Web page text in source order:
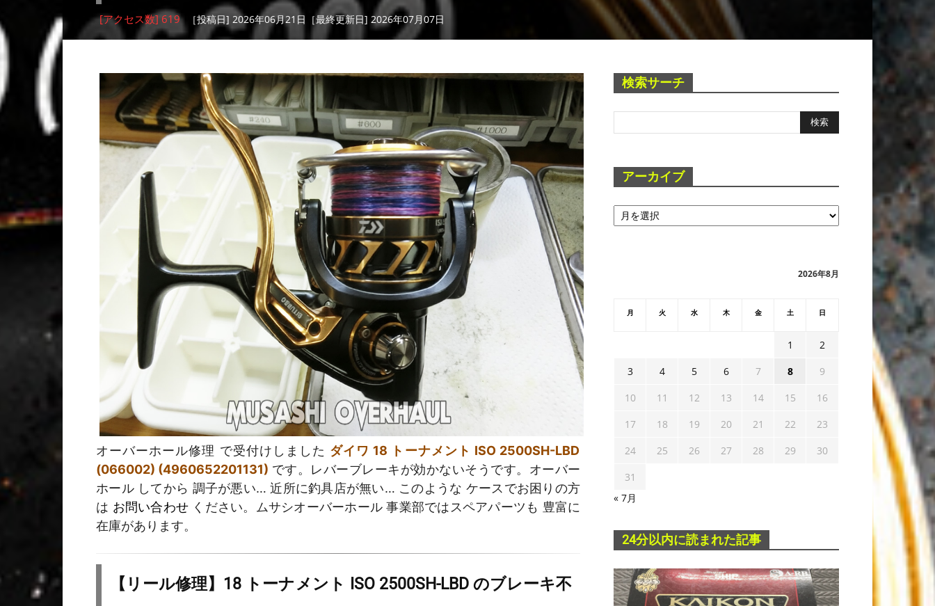
[アクセス数] 619 ［投稿日] 2026年06月21日［最終更新日] 2026年07月07日
オーバーホール修理 で受付けしました ダイワ 18 トーナメント ISO 2500SH-LBD
(066002) (4960652201131) です。レバーブレーキが効かないそうです。オーバー
ホール してから 調子が悪い… 近所に釣具店が無い… このような ケースでお困りの方
は お問い合わせ ください。ムサシオーバーホール 事業部ではスペアパーツも 豊富に
在庫があります。
【リール修理】18 トーナメント ISO 2500SH-LBD のブレーキ不
検索サーチ
アーカイブ
ア
ー
2026年8月
月 火 水 木 金 土 日
1
2
3
4 5 6 7 8
9
10
11 12 13 14 15
16
17
18 19 20 21 22
23
24
25 26 27 28 29
30
31
« 7月
24分以内に読まれた記事